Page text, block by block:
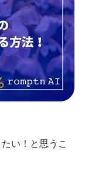
い！と思うこ